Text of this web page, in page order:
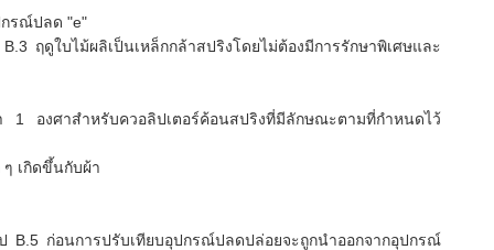
กรณ์ปลด "e"
ฤดูใบไม้ผลิเป็นเหล็กกล้าสปริงโดยไม่ต้องมีการรักษาพิเศษและ
1 องศาสำหรับควอลิปเตอร์ค้อนสปริงที่มีลักษณะตามที่กำหนดไว้
เกิดขึ้นกับผ้า
B.5 ก่อนการปรับเทียบอุปกรณ์ปลดปล่อยจะถูกนำออกจากอุปกรณ์